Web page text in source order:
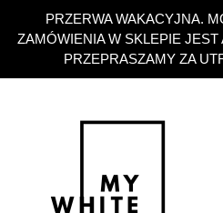
PRZERWA WAKACYJNA.
ZAMÓWIENIA W SKLEPIE
PRZEPRASZAMY ZA
zawartości